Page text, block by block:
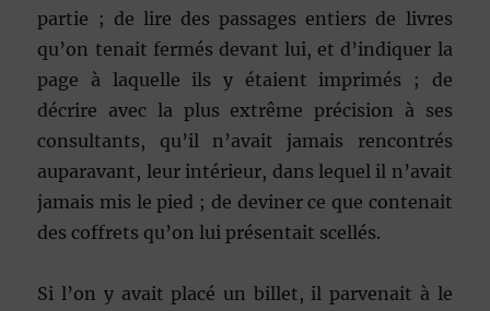
partie ; de lire des passages entiers de livres
qu’on tenait fermés devant lui, et d’indiquer la
page à laquelle ils y étaient imprimés ; de
décrire avec la plus extrême précision à ses
consultants, qu’il n’avait jamais rencontrés
auparavant, leur intérieur, dans lequel il n’avait
jamais mis le pied ; de deviner ce que contenait
des coffrets qu’on lui présentait scellés.
Si l’on y avait placé un billet, il parvenait à le